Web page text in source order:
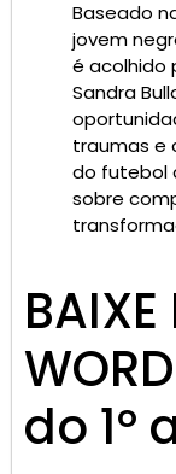
Baseado
jovem
é acolhido
Sandra
traumas e
do futebol
sobre
BAIXE
do 1º